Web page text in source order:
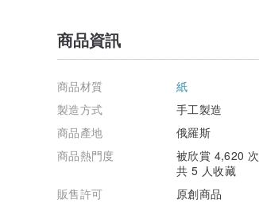
商品資訊
商品材質
紙
製造方式
手工製造
商品產地
俄羅斯
商品熱門度
被欣賞 4,620 次
共 5 人收藏
販售許可
原創商品